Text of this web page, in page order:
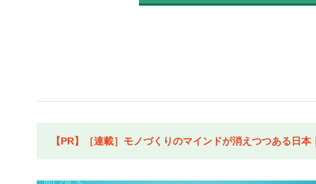
【PR】［連載］モノづくりのマインドが消えつつある日